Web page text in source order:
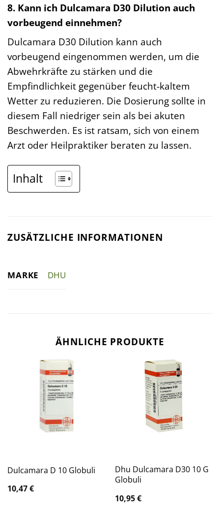
8. Kann ich Dulcamara D30 Dilution auch
vorbeugend einnehmen?
Dulcamara D30 Dilution kann auch
vorbeugend eingenommen werden, um die
Abwehrkräfte zu stärken und die
Empfindlichkeit gegenüber feucht-kaltem
Wetter zu reduzieren. Die Dosierung sollte in
diesem Fall niedriger sein als bei akuten
Beschwerden. Es ist ratsam, sich von einem
Arzt oder Heilpraktiker beraten zu lassen.
Inhalt
ZUSÄTZLICHE INFORMATIONEN
MARKE DHU
ÄHNLICHE PRODUKTE
Dulcamara D 10 Globuli
10,47€
Dhu Dulcamara D30 10 G
Globuli
10,95€